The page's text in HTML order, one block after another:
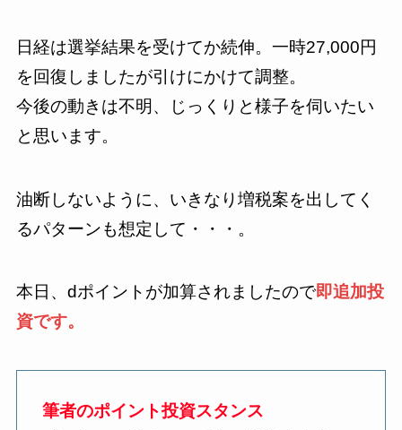
日経は選挙結果を受けてか続伸。一時27,000円
を回復しましたが引けにかけて調整。
今後の動きは不明、じっくりと様子を伺いたい
と思います。
油断しないように、いきなり増税案を出してく
るパターンも想定して・・・。
本日、dポイントが加算されましたので即追加投
資です。
筆者のポイント投資スタンス